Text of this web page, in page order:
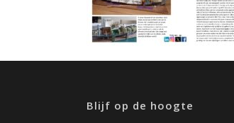
Blijf op de hoogte